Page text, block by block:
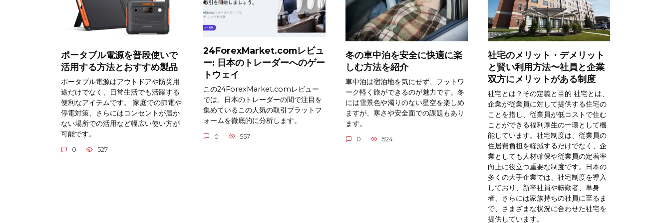
ポータブル電源を普段使いで
活用する方法とおすすめ製品
ポータブル電源はアウトドアや防災用
途だけでなく、日常生活でも活躍する
便利なアイテムです。 家庭での節電や
停電対策、さらにはコンセントが届か
ない場所での活用など幅広い使い方が
可能です。
0 527
24ForexMarket.comレビュ
ー: 日本のトレーダーへのゲー
トウェイ
この24ForexMarket.comレビュー
では、日本のトレーダーの間で注目を
集めているこの人気の取引プラットフ
ォームを徹底的に分析します。
0 557
冬の車中泊を安全に快適に楽
しむ方法を紹介
車中泊は宿泊地を気にせず、フットワ
ーク軽く旅ができるのが魅力です。冬
には雪景色や濁りのない星空を楽しめ
ますが、寒さや安全面での課題もあり
ます。
0 524
社宅のメリット・デメリット
と賢い利用方法〜社員と企業
双方にメリットがある制度
社宅とは？その定義と目的 社宅とは、
企業が従業員に対して提供する住宅の
ことを指し、従業員が低コストで住む
ことができる福利厚生の一環として機
能しています。社宅制度は、従業員の
住居費負担を軽減するだけでなく、企
業としても人材確保や従業員の定着率
向上に役立つ重要な制度です。日本の
多くの大手企業では、社宅制度を導入
しており、新卒社員や転勤者、単身
者、さらには家族持ちの社員に至るま
で、さまざまな状況に合わせた社宅を
提供しています。